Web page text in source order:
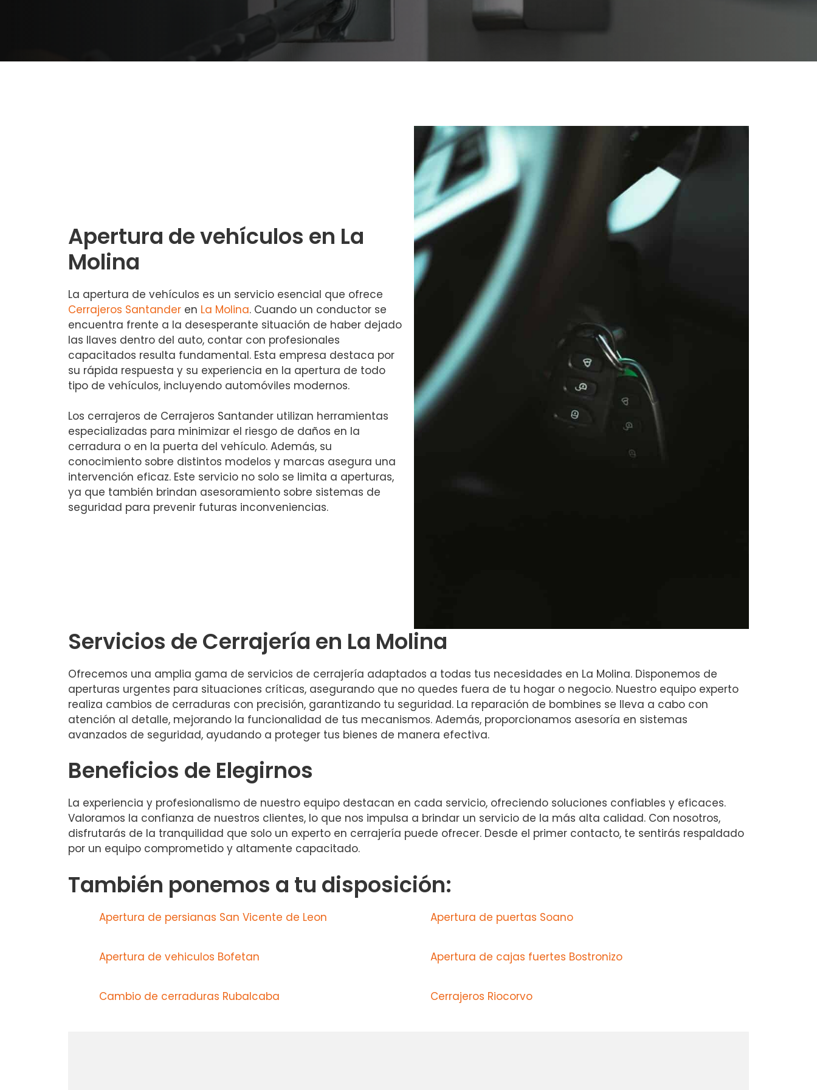
Apertura de vehículos en La
Molina
La apertura de vehículos es un servicio esencial que ofrece
Cerrajeros Santander en La Molina. Cuando un conductor se
encuentra frente a la desesperante situación de haber dejado
las llaves dentro del auto, contar con profesionales
capacitados resulta fundamental. Esta empresa destaca por
su rápida respuesta y su experiencia en la apertura de todo
tipo de vehículos, incluyendo automóviles modernos.
Los cerrajeros de Cerrajeros Santander utilizan herramientas
especializadas para minimizar el riesgo de daños en la
cerradura o en la puerta del vehículo. Además, su
conocimiento sobre distintos modelos y marcas asegura una
intervención eficaz. Este servicio no solo se limita a aperturas,
ya que también brindan asesoramiento sobre sistemas de
seguridad para prevenir futuras inconveniencias.
Servicios de Cerrajería en La Molina
Ofrecemos una amplia gama de servicios de cerrajería adaptados a todas tus necesidades en La Molina. Disponemos de
aperturas urgentes para situaciones críticas, asegurando que no quedes fuera de tu hogar o negocio. Nuestro equipo experto
realiza cambios de cerraduras con precisión, garantizando tu seguridad. La reparación de bombines se lleva a cabo con
atención al detalle, mejorando la funcionalidad de tus mecanismos. Además, proporcionamos asesoría en sistemas
avanzados de seguridad, ayudando a proteger tus bienes de manera efectiva.
Beneficios de Elegirnos
La experiencia y profesionalismo de nuestro equipo destacan en cada servicio, ofreciendo soluciones confiables y eficaces.
Valoramos la confianza de nuestros clientes, lo que nos impulsa a brindar un servicio de la más alta calidad. Con nosotros,
disfrutarás de la tranquilidad que solo un experto en cerrajería puede ofrecer. Desde el primer contacto, te sentirás respaldado
por un equipo comprometido y altamente capacitado.
También ponemos a tu disposición:
Apertura de persianas San Vicente de Leon Apertura de puertas Soano
Apertura de vehiculos Bofetan Apertura de cajas fuertes Bostronizo
Cambio de cerraduras Rubalcaba Cerrajeros Riocorvo